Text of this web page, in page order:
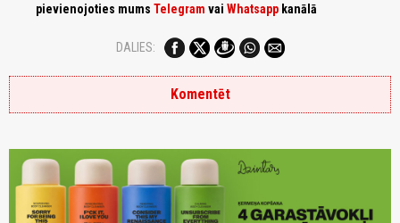
pievienojoties mums Telegram vai Whatsapp kanālā
DALIES:
Komentēt